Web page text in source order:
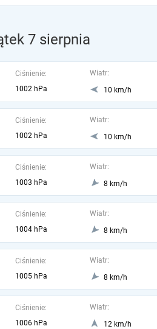
7 sierpnia
Ciśnienie:
1002 hPa
Wiatr:
10 km/h
Ciśnienie:
1002 hPa
Wiatr:
10 km/h
Ciśnienie:
1003 hPa
Wiatr:
8 km/h
Ciśnienie:
1004 hPa
Wiatr:
8 km/h
Ciśnienie:
1005 hPa
Wiatr:
8 km/h
Ciśnienie:
1006 hPa
Wiatr:
12 km/h